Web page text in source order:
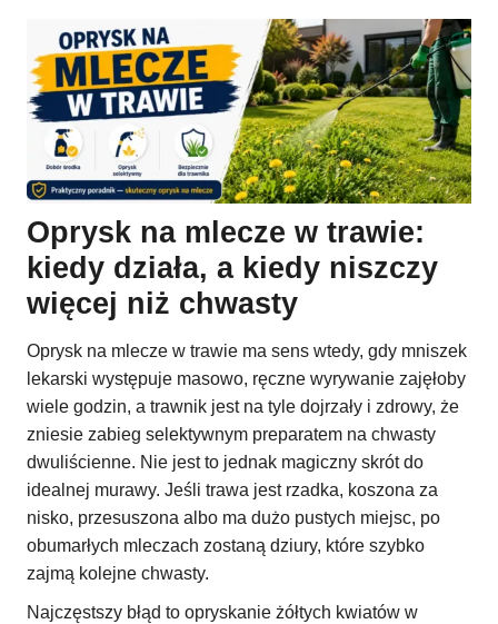
Oprysk na mlecze w trawie:
kiedy działa, a kiedy niszczy
więcej niż chwasty
Oprysk na mlecze w trawie ma sens wtedy, gdy mniszek
lekarski występuje masowo, ręczne wyrywanie zajęłoby
wiele godzin, a trawnik jest na tyle dojrzały i zdrowy, że
zniesie zabieg selektywnym preparatem na chwasty
dwuliścienne. Nie jest to jednak magiczny skrót do
idealnej murawy. Jeśli trawa jest rzadka, koszona za
nisko, przesuszona albo ma dużo pustych miejsc, po
obumarłych mleczach zostaną dziury, które szybko
zajmą kolejne chwasty.
Najczęstszy błąd to opryskanie żółtych kwiatów w